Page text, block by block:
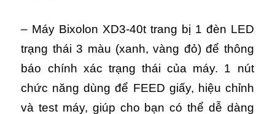
– Máy Bixolon XD3-40t trang bị 1 đèn LED
trạng thái 3 màu (xanh, vàng đỏ) để thông
báo chính xác trạng thái của máy. 1 nút
chức năng dùng để FEED giấy, hiệu chỉnh
và test máy, giúp cho bạn có thể dễ dàng